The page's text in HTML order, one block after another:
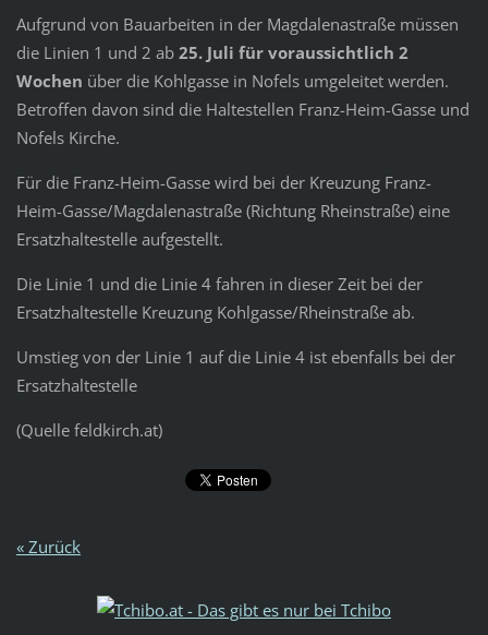
Aufgrund von Bauarbeiten in der Magdalenastraße müssen
die Linien 1 und 2 ab 25. Juli für voraussichtlich 2
Wochen über die Kohlgasse in Nofels umgeleitet werden.
Betroffen davon sind die Haltestellen Franz-Heim-Gasse und
Nofels Kirche.
Für die Franz-Heim-Gasse wird bei der Kreuzung Franz-
Heim-Gasse/Magdalenastraße (Richtung Rheinstraße) eine
Ersatzhaltestelle aufgestellt.
Die Linie 1 und die Linie 4 fahren in dieser Zeit bei der
Ersatzhaltestelle Kreuzung Kohlgasse/Rheinstraße ab.
Umstieg von der Linie 1 auf die Linie 4 ist ebenfalls bei der
Ersatzhaltestelle
(Quelle feldkirch.at)
« Zurück